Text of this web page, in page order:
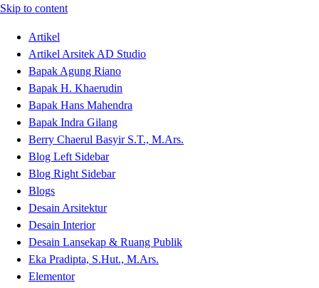
Skip to content
Artikel
Artikel Arsitek AD Studio
Bapak Agung Riano
Bapak H. Khaerudin
Bapak Hans Mahendra
Bapak Indra Gilang
Berry Chaerul Basyir S.T., M.Ars.
Blog Left Sidebar
Blog Right Sidebar
Blogs
Desain Arsitektur
Desain Interior
Desain Lansekap & Ruang Publik
Eka Pradipta, S.Hut., M.Ars.
Elementor